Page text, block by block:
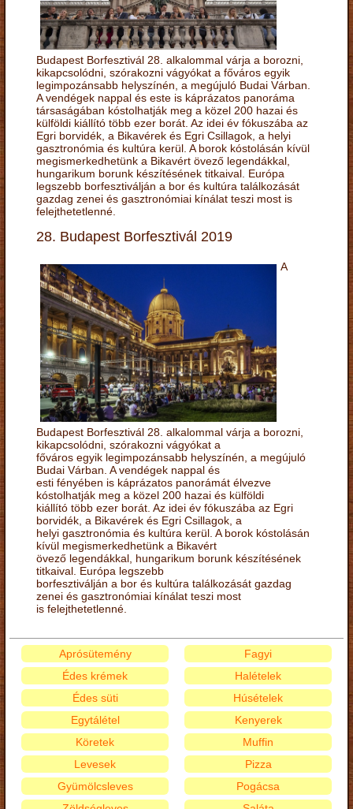
Budapest Borfesztivál 28. alkalommal várja a borozni,
kikapcsolódni, szórakozni vágyókat a főváros egyik
legimpozánsabb helyszínén, a megújuló Budai Várban.
A vendégek nappal és este is káprázatos panoráma
társaságában kóstolhatják meg a közel 200 hazai és
külföldi kiállító több ezer borát. Az idei év fókuszába az
Egri borvidék, a Bikavérek és Egri Csillagok, a helyi
gasztronómia és kultúra kerül. A borok kóstolásán kívül
megismerkedhetünk a Bikavért övező legendákkal,
hungarikum borunk készítésének titkaival. Európa
legszebb borfesztiválján a bor és kultúra találkozását
gazdag zenei és gasztronómiai kínálat teszi most is
felejthetetlenné.
28. Budapest Borfesztivál 2019
A
Budapest Borfesztivál 28. alkalommal várja a borozni,
kikapcsolódni, szórakozni vágyókat a
főváros egyik legimpozánsabb helyszínén, a megújuló
Budai Várban. A vendégek nappal és
esti fényében is káprázatos panorámát élvezve
kóstolhatják meg a közel 200 hazai és külföldi
kiállító több ezer borát. Az idei év fókuszába az Egri
borvidék, a Bikavérek és Egri Csillagok, a
helyi gasztronómia és kultúra kerül. A borok kóstolásán
kívül megismerkedhetünk a Bikavért
övező legendákkal, hungarikum borunk készítésének
titkaival. Európa legszebb
borfesztiválján a bor és kultúra találkozását gazdag
zenei és gasztronómiai kínálat teszi most
is felejthetetlenné.
Aprósütemény
Édes krémek
Édes süti
Egytálétel
Fagyi
Halételek
Húsételek
Kenyerek
Köretek
Levesek
Gyümölcsleves
Muffin
Pizza
Pogácsa